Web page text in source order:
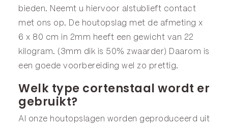
bieden. Neemt u hiervoor alstublieft contact
met ons op. De houtopslag met de afmeting x
6 x 80 cm in 2mm heeft een gewicht van 22
kilogram. (3mm dik is 50% zwaarder) Daarom is
een goede voorbereiding wel zo prettig.
Welk type cortenstaal wordt er
gebruikt?
Al onze houtopslagen worden geproduceerd uit